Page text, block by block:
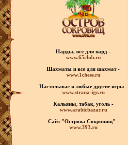
Нарды, все для нард -
www.65club.ru
Шахматы и все для шахмат -
www.1chess.ru
Настольные и любые другие игры -
www.strana-igr.ru
Кальяны, табак, уголь -
www.arabicbazar.ru
Сайт "Острова Сокровищ" -
www.393.ru